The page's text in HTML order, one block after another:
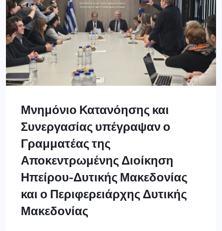
Μνημόνιο Κατανόησης και
Συνεργασίας υπέγραψαν ο
Γραμματέας της
Αποκεντρωμένης Διοίκηση
Ηπείρου-Δυτικής Μακεδονίας
και ο Περιφερειάρχης Δυτικής
Μακεδονίας